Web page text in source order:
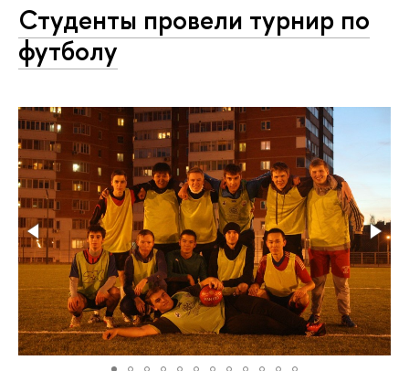
Студенты провели турнир по
футболу